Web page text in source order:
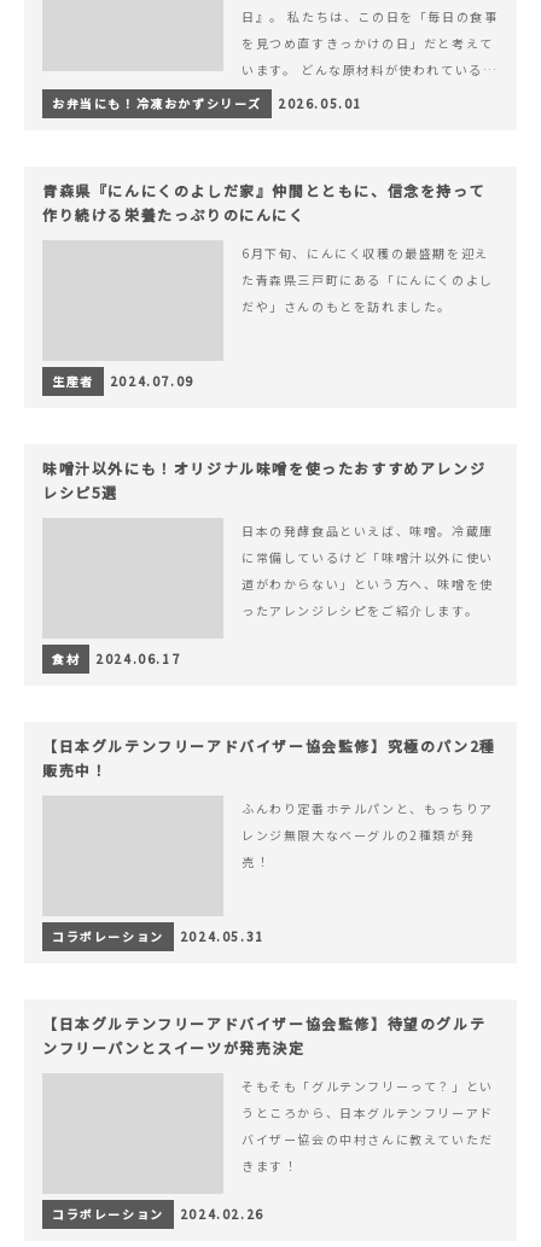
日』。 私たちは、この日を「毎日の食事
を見つめ直すきっかけの日」だと考えて
います。 どんな原材料が使われているの
か。 どのようにつくられているのか。&
hellip; 続きを読む 【6月10日（無添加
お弁当にも！冷凍おかずシリーズ 2026.05.01
青森県『にんにくのよしだ家』仲間とともに、信念を持って
作り続ける栄養たっぷりのにんにく
6月下旬、にんにく収穫の最盛期を迎え
た青森県三戸町にある「にんにくのよし
だや」さんのもとを訪れました。
生産者 2024.07.09
味噌汁以外にも！オリジナル味噌を使ったおすすめアレンジ
レシピ5選
日本の発酵食品といえば、味噌。冷蔵庫
に常備しているけど「味噌汁以外に使い
道がわからない」という方へ、味噌を使
ったアレンジレシピをご紹介します。
食材 2024.06.17
【日本グルテンフリーアドバイザー協会監修】究極のパン2種
販売中！
ふんわり定番ホテルパンと、もっちりア
レンジ無限大なベーグルの2種類が発
売！
コラボレーション 2024.05.31
【日本グルテンフリーアドバイザー協会監修】待望のグルテ
ンフリーパンとスイーツが発売決定
そもそも「グルテンフリーって？」とい
うところから、日本グルテンフリーアド
バイザー協会の中村さんに教えていただ
きます！
コラボレーション 2024.02.26